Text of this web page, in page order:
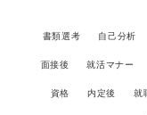
書類選考 自己分析
面接後 就活マナー
資格 内定後 就